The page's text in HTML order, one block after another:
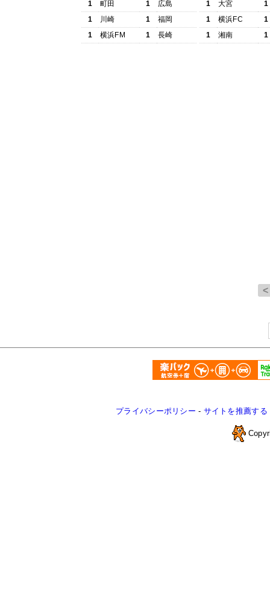
1
町田 1
広島
1
川崎 1
福岡
1
横浜FM 1 長崎
1
大宮
1
1
横浜FC
1
1
湘南 1
プライバシーポリシー - サイトを推薦する